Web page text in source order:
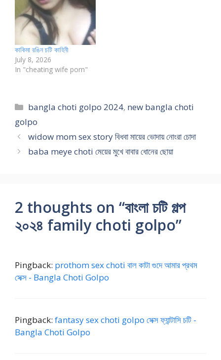
কাকিমা রঙিন চটি কাহিনী
July 8, 2026
In "cheating wife porn"
Categories
bangla choti golpo 2024, new bangla choti
golpo
widow mom sex story বিধবা মায়ের ভোদায় নোংরা চোদা
baba meye choti মেয়ের মুখে বাবার ধোনের ছোয়া
2 thoughts on “বাংলা চটি গল্প
২০২৪ family choti golpo”
Pingback: prothom sex choti বাল কাটা গুদে আমার প্রথম
সেক্স - Bangla Choti Golpo
Pingback: fantasy sex choti golpo সেক্স ফ্যান্টাসি চটি -
Bangla Choti Golpo